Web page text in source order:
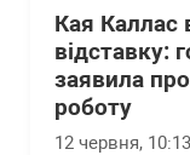
Кая Каллас
відставку:
заявила
роботу
12 червня, 10:13